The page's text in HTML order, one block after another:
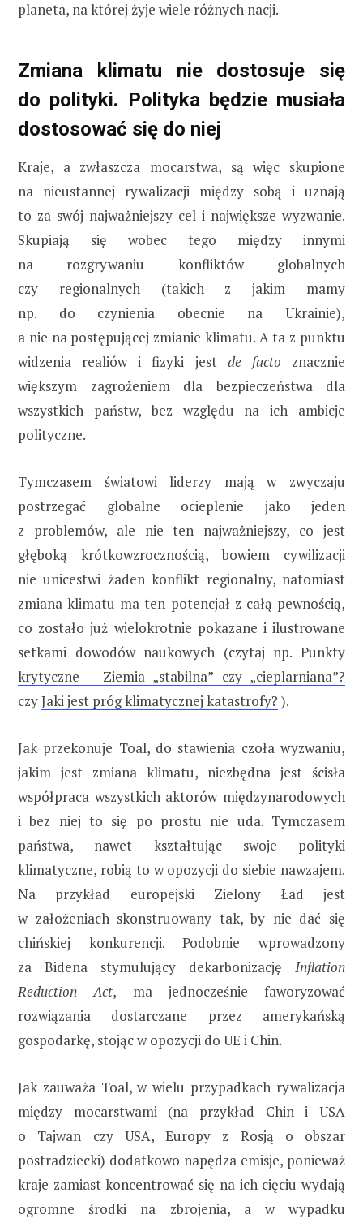
planeta, na której żyje wiele różnych nacji.
Zmiana klimatu nie dostosuje się
do polityki. Polityka będzie musiała
dostosować się do niej
Kraje, a zwłaszcza mocarstwa, są więc skupione
na nieustannej rywalizacji między sobą i uznają
to za swój najważniejszy cel i największe wyzwanie.
Skupiają się wobec tego między innymi
na rozgrywaniu konfliktów globalnych
czy regionalnych (takich z jakim mamy
np. do czynienia obecnie na Ukrainie),
a nie na postępującej zmianie klimatu. A ta z punktu
widzenia realiów i fizyki jest de facto znacznie
większym zagrożeniem dla bezpieczeństwa dla
wszystkich państw, bez względu na ich ambicje
polityczne.
Tymczasem światowi liderzy mają w zwyczaju
postrzegać globalne ocieplenie jako jeden
z problemów, ale nie ten najważniejszy, co jest
głęboką krótkowzrocznością, bowiem cywilizacji
nie unicestwi żaden konflikt regionalny, natomiast
zmiana klimatu ma ten potencjał z całą pewnością,
co zostało już wielokrotnie pokazane i ilustrowane
setkami dowodów naukowych (czytaj np. Punkty
krytyczne – Ziemia „stabilna” czy „cieplarniana”?
czyJaki jest próg klimatycznej katastrofy? ).
Jak przekonuje Toal, do stawienia czoła wyzwaniu,
jakim jest zmiana klimatu, niezbędna jest ścisła
współpraca wszystkich aktorów międzynarodowych
i bez niej to się po prostu nie uda. Tymczasem
państwa, nawet kształtując swoje polityki
klimatyczne, robią to w opozycji do siebie nawzajem.
Na przykład europejski Zielony Ład jest
w założeniach skonstruowany tak, by nie dać się
chińskiej konkurencji. Podobnie wprowadzony
za Bidena stymulujący dekarbonizację Inflation
Reduction Act, ma jednocześnie faworyzować
rozwiązania dostarczane przez amerykańską
gospodarkę, stojąc w opozycji do UE i Chin.
Jak zauważa Toal, w wielu przypadkach rywalizacja
między mocarstwami (na przykład Chin i USA
o Tajwan czy USA, Europy z Rosją o obszar
postradziecki) dodatkowo napędza emisje, ponieważ
kraje zamiast koncentrować się na ich cięciu wydają
ogromne środki na zbrojenia, a w wypadku